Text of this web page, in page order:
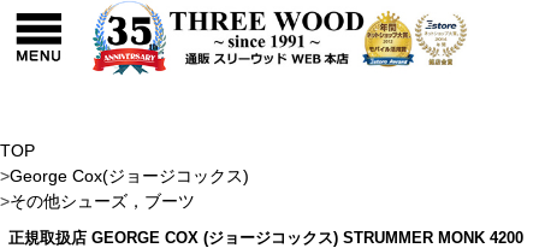
TOP
>George Cox(ジョージコックス)
>その他シューズ，ブーツ
正規取扱店 GEORGE COX (ジョージコックス) STRUMMER MONK 4200